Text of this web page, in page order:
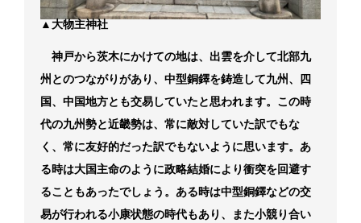
▲大物主神社
神戸から茨木にかけての地は、出雲を介して北部九
州とのつながりがあり、中型銅鐸を鋳造して九州、四
国、中国地方とも交易していたと思われます。この時
代の九州勢と近畿勢は、常に敵対していた訳でもな
く、常に友好的だった訳でもないように思います。あ
る時は大国主命のように政略結婚により衝突を回避す
ることもあったでしょう。ある時は中型銅鐸などの交
易が行われる小康状態の時代もあり、また小競り合い